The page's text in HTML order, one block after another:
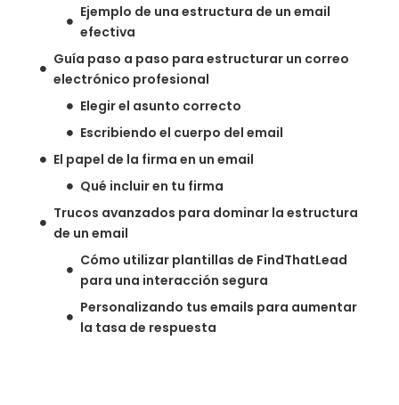
Ejemplo de una estructura de un email
efectiva
Guía paso a paso para estructurar un correo
electrónico profesional
Elegir el asunto correcto
Escribiendo el cuerpo del email
El papel de la firma en un email
Qué incluir en tu firma
Trucos avanzados para dominar la estructura
de un email
Cómo utilizar plantillas de FindThatLead
para una interacción segura
Personalizando tus emails para aumentar
la tasa de respuesta